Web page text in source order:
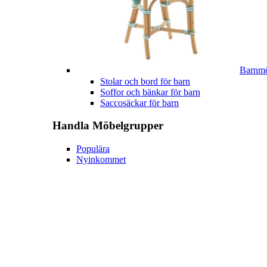
Stolar och bord för barn
Soffor och bänkar för barn
Saccosäckar för barn
Handla Möbelgrupper
Populära
Nyinkommet